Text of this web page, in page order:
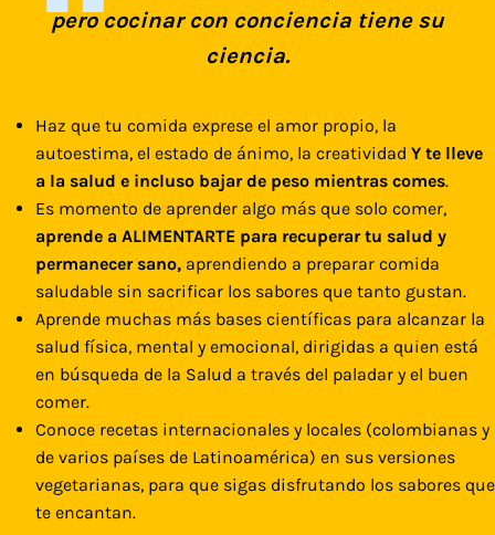
pero cocinar con conciencia tiene su
ciencia.
Haz que tu comida exprese el amor propio, la
autoestima, el estado de ánimo, la creatividad Y te lleve
a la salud e incluso bajar de peso mientras comes.
Es momento de aprender algo más que solo comer,
aprende a ALIMENTARTE para recuperar tu salud y
permanecer sano, aprendiendo a preparar comida
saludable sin sacrificar los sabores que tanto gustan.
Aprende muchas más bases científicas para alcanzar la
salud física, mental y emocional, dirigidas a quien está
en búsqueda de la Salud a través del paladar y el buen
comer.
Conoce recetas internacionales y locales (colombianas y
de varios países de Latinoamérica) en sus versiones
vegetarianas, para que sigas disfrutando los sabores que
te encantan.